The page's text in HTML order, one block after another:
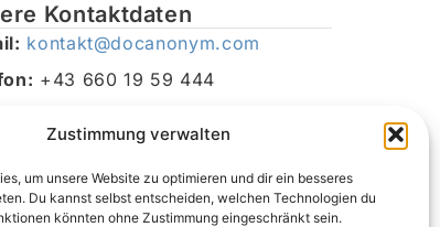
Zustimmung verwalten
um unsere Website zu optimieren und dir ein besseres
Du kannst selbst entscheiden, welchen Technologien du
könnten ohne Zustimmung eingeschränkt sein.
Kontaktdaten
kontakt@docanonym.com
+43 660 19 59 444
Österreich